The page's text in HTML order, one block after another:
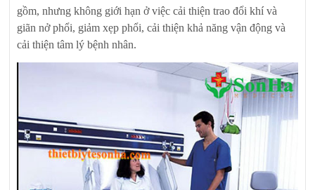
gồm, nhưng không giới hạn ở việc cải thiện trao đổi khí và
giãn nở phổi, giảm xẹp phổi, cải thiện khả năng vận động và
cải thiện tâm lý bệnh nhân.